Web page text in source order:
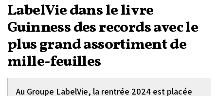
LabelVie dans le livre
Guinness des records avec le
plus grand assortiment de
mille-feuilles
Au Groupe LabelVie, la rentrée 2024 est placée